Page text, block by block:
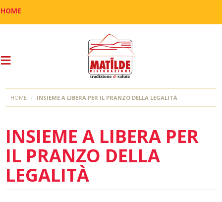
HOME
HOME INSIEME A LIBERA PER IL PRANZO DELLA LEGALITÀ
INSIEME A LIBERA PER
IL PRANZO DELLA
LEGALITÀ